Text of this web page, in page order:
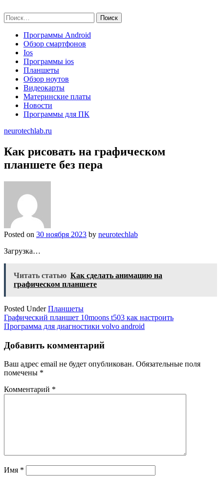
to
content
Найти:
Программы Android
Обзор смартфонов
Ios
Программы ios
Планшеты
Обзор ноутов
Видеокарты
Материнские платы
Новости
Программы для ПК
neurotechlab.ru
Как рисовать на графическом
планшете без пера
Posted on 30 ноября 2023 by neurotechlab
Загрузка…
Читать статью Как сделать анимацию на
графическом планшете
Posted UnderПланшеты
Навигация
по
записям
Графический планшет 10moons t503 как настроить
Программа для диагностики volvo android
Добавить комментарий
Ваш адрес email не будет опубликован. Обязательные поля
помечены *
Комментарий *
Имя *